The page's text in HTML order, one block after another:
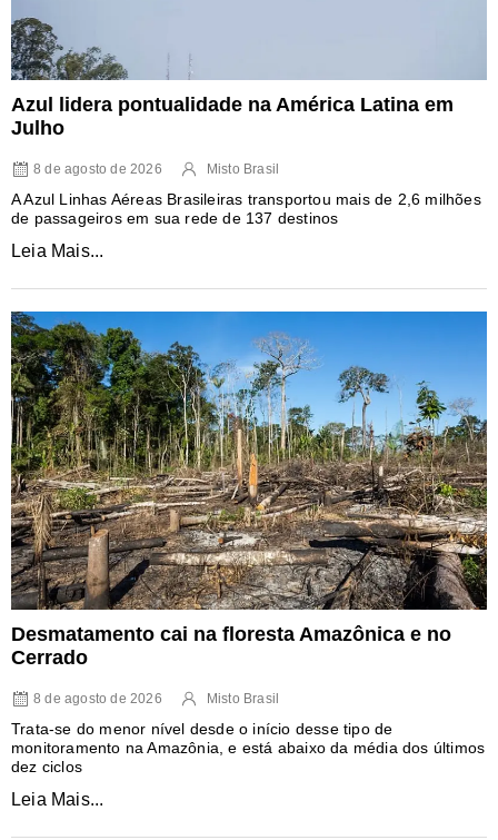
Azul lidera pontualidade na América Latina em
Julho
8 de agosto de 2026 Misto Brasil
A Azul Linhas Aéreas Brasileiras transportou mais de 2,6 milhões
de passageiros em sua rede de 137 destinos
Leia Mais...
Desmatamento cai na floresta Amazônica e no
Cerrado
8 de agosto de 2026 Misto Brasil
Trata-se do menor nível desde o início desse tipo de
monitoramento na Amazônia, e está abaixo da média dos últimos
dez ciclos
Leia Mais...